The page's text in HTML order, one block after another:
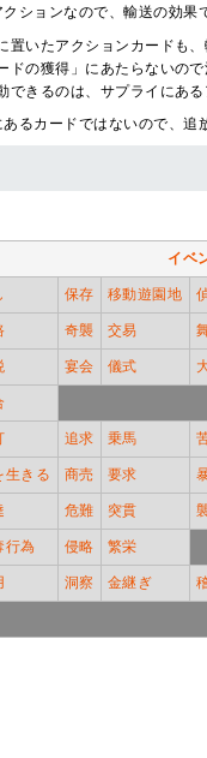
ションなので、輸送の効果
置いたアクションカードも
の獲得」にあたらないので
できるのは、サプライにある
るカードではないので、追
イベ
保存 移動遊園地
奇襲 交易
宴会 儀式
追求 乗馬
生きる 商売 要求
危難 突貫
行為 侵略 繁栄
洞察 金継ぎ